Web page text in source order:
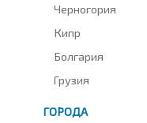
Черногория
Кипр
Болгария
Грузия
ГОРОДА